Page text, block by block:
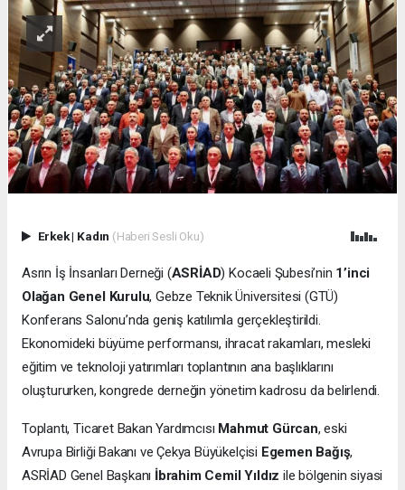
Erkek| Kadın (Haberi Sesli Oku)
Asrın İş İnsanları Derneği (ASRİAD) Kocaeli Şubesi’nin 1’inci
Olağan Genel Kurulu, Gebze Teknik Üniversitesi (GTÜ)
Konferans Salonu’nda geniş katılımla gerçekleştirildi.
Ekonomideki büyüme performansı, ihracat rakamları, mesleki
eğitim ve teknoloji yatırımları toplantının ana başlıklarını
oluştururken, kongrede derneğin yönetim kadrosu da belirlendi.
Toplantı, Ticaret Bakan Yardımcısı Mahmut Gürcan, eski
Avrupa Birliği Bakanı ve Çekya Büyükelçisi Egemen Bağış,
ASRİAD Genel Başkanı İbrahim Cemil Yıldız ile bölgenin siyasi